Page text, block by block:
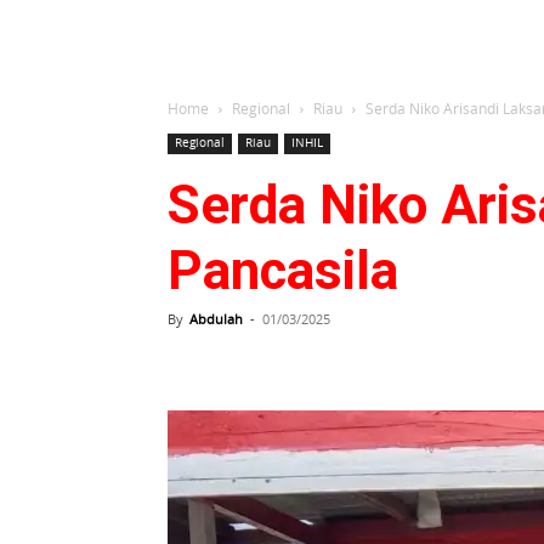
Home Regional Riau Serda Niko Arisandi
Regional Riau INHIL
Serda Niko
Pancasila
By Abdulah - 01/03/2025